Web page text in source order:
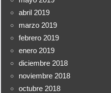
abril 2019
marzo 2019
febrero 2019
enero 2019
diciembre 2018
noviembre 2018
octubre 2018